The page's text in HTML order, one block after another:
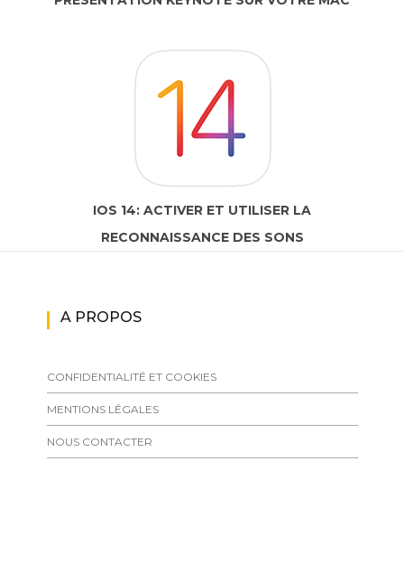
IOS 14: ACTIVER ET UTILISER LA
RECONNAISSANCE DES SONS
A PROPOS
CONFIDENTIALITÉ ET COOKIES
MENTIONS LÉGALES
NOUS CONTACTER